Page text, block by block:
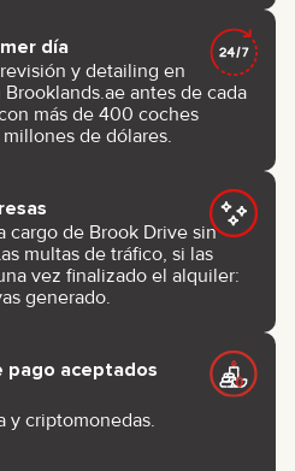
día
y detailing en
antes de cada
más de 400 coches
de dólares.
cargo de Brook Drive sin
multas de tráfico, si las
vez finalizado el alquiler:
generado.
pago aceptados
y criptomonedas.